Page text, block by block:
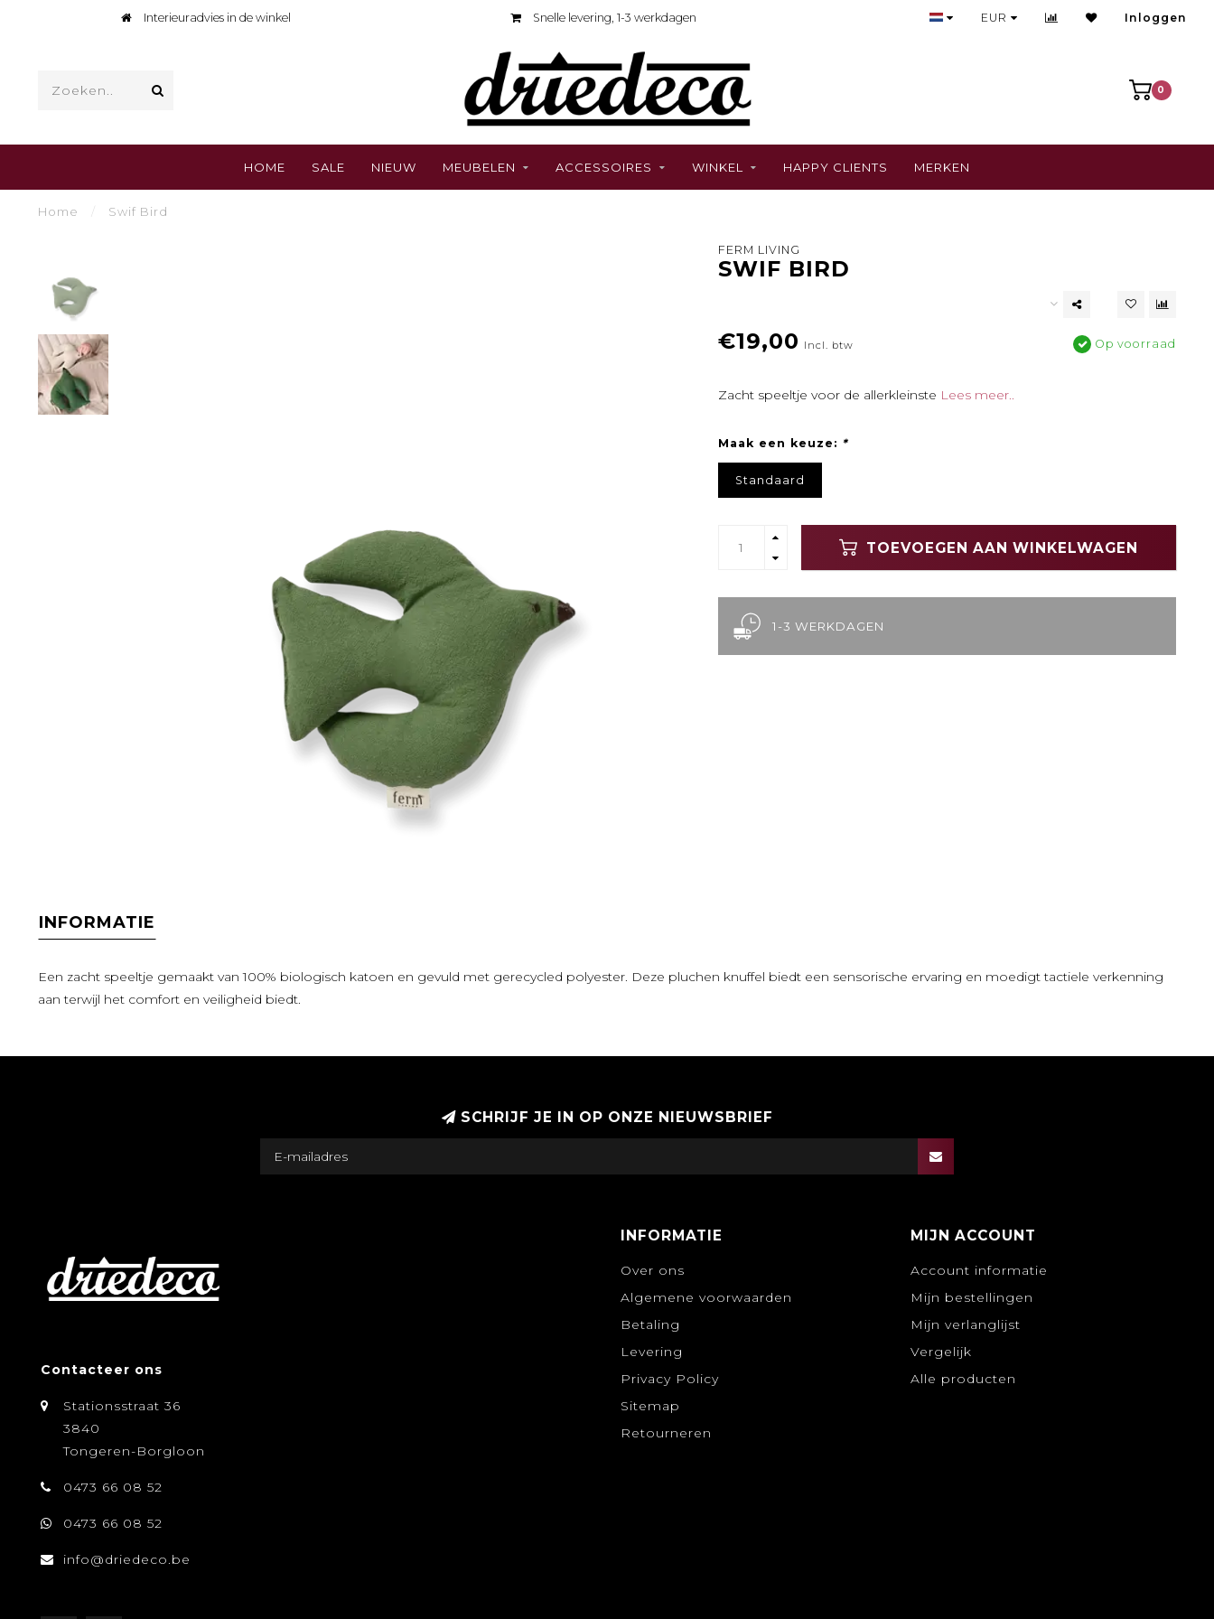
Interieuradvies in de winkel Snelle levering, 1-3 werkdagen Bezoek onze gezellige winkel
EUR Inloggen
0
HOME SALE NIEUW MEUBELEN ACCESSOIRES WINKEL HAPPY CLIENTS MERKEN
Home Swif Bird
FERM LIVING
SWIF BIRD
€19,00 Incl. btw Op voorraad
Zacht speeltje voor de allerkleinste Lees meer..
Maak een keuze: *
Standaard
TOEVOEGEN AAN WINKELWAGEN
1-3 WERKDAGEN
INFORMATIE
Een zacht speeltje gemaakt van 100% biologisch katoen en gevuld met gerecycled polyester. Deze pluchen knuffel biedt een sensorische ervaring en moedigt tactiele verkenning
aan terwijl het comfort en veiligheid biedt.
SCHRIJF JE IN OP ONZE NIEUWSBRIEF
Contacteer ons
Stationsstraat 36
3840
Tongeren-Borgloon
0473 66 08 52
0473 66 08 52
info@driedeco.be
INFORMATIE
Over ons
Algemene voorwaarden
Betaling
Levering
Privacy Policy
Sitemap
Retourneren
MIJN ACCOUNT
Account informatie
Mijn bestellingen
Mijn verlanglijst
Vergelijk
Alle producten